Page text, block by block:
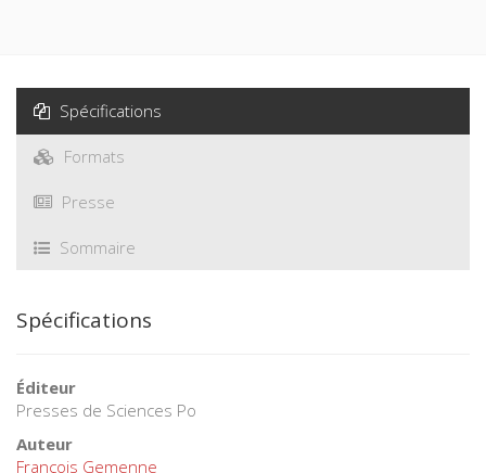
Spécifications
Formats
Presse
Sommaire
Spécifications
Éditeur
Presses de Sciences Po
Auteur
François Gemenne